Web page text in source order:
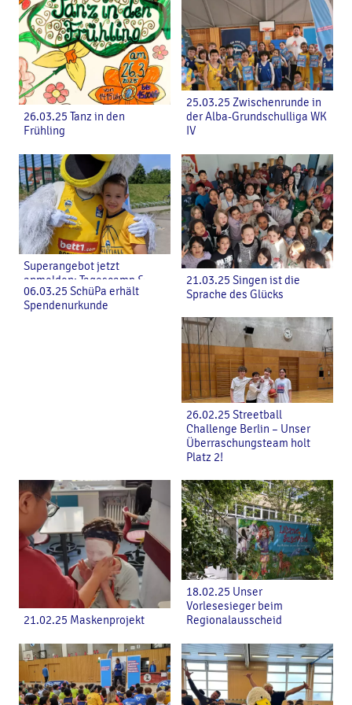
26.03.25 Tanz in den
Frühling
25.03.25 Zwischenrunde in
der Alba-Grundschulliga WK
IV
Superangebot jetzt
anmelden: Tagescamp &
ALBA BERLIN live erleben
21.03.25 Singen ist die
Sprache des Glücks
06.03.25 SchüPa erhält
Spendenurkunde
26.02.25 Streetball
Challenge Berlin – Unser
Überraschungsteam holt
Platz 2!
21.02.25 Maskenprojekt
18.02.25 Unser
Vorlesesieger beim
Regionalausscheid